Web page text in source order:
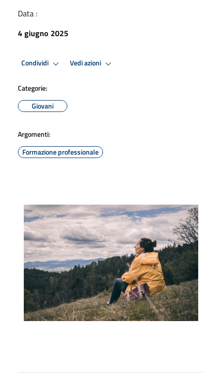
Data :
4 giugno 2025
Condividi Vedi azioni
Categorie:
Giovani
Argomenti:
Formazione professionale